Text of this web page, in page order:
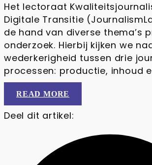
Het lectoraat
Digitale Transitie
de hand van diverse thema’s
onderzoek. Hierbij kijken we
wederkerigheid tussen drie
processen: productie, inhoud
READ MORE
Deel dit artikel: